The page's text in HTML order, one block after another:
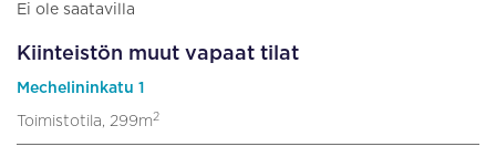
Ei ole saatavilla
Kiinteistön muut vapaat tilat
Mechelininkatu 1
Toimistotila, 299m 2